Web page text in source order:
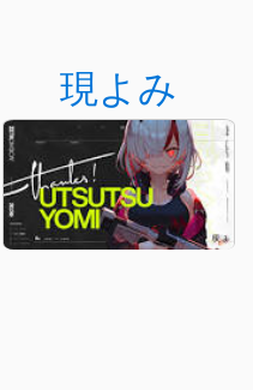
現よみ